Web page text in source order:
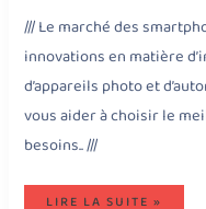
/// Le marché des
innovations en matière
d’appareils photo et
vous aider à choisir le
besoins.. ///
LIRE LA SUITE »